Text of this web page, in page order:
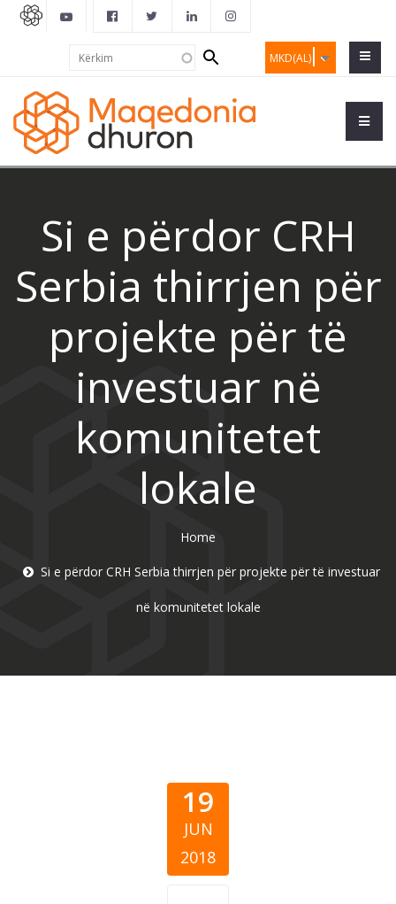
MKD(AL)
Search
form
Si e përdor CRH
Serbia thirrjen për
projekte për të
investuar në
komunitetet
lokale
Home
Si e përdor CRH Serbia thirrjen për projekte për të investuar
në komunitetet lokale
19
JUN
2018